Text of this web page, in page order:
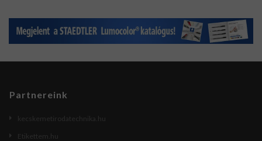
Partnereink
kecskemetirodatechnika.hu
Etikettem.hu